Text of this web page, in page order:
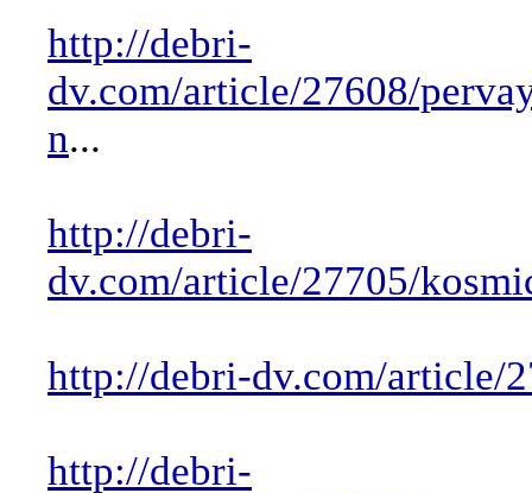
http://debri-
dv.com/article/27608/
n...
http://debri-
dv.com/article/27705/
http://debri-dv.com/article/
http://debri-